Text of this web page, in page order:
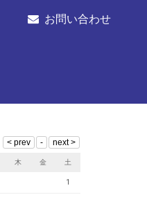
お問い合わせ
木 金 土
1